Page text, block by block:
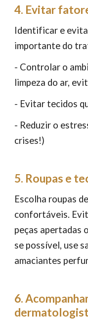
4. Evitar
Identificar e
importante do
- Controlar o
limpeza do ar,
- Evitar tecidos
- Reduzir o
crises!)
5. Roupas e
Escolha roupas
confortáveis.
peças apertadas
se possível, use
amaciantes
6.